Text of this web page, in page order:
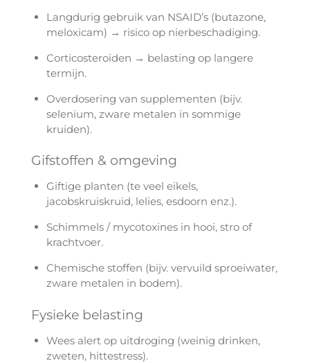
Langdurig gebruik van NSAID’s (butazone,
meloxicam) → risico op nierbeschadiging.
Corticosteroïden → belasting op langere
termijn.
Overdosering van supplementen (bijv.
selenium, zware metalen in sommige
kruiden).
Gifstoffen & omgeving
Giftige planten (te veel eikels,
jacobskruiskruid, lelies, esdoorn enz.).
Schimmels / mycotoxines in hooi, stro of
krachtvoer.
Chemische stoffen (bijv. vervuild sproeiwater,
zware metalen in bodem).
Fysieke belasting
Wees alert op uitdroging (weinig drinken,
zweten, hittestress).